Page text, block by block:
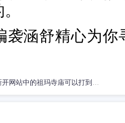
袭涵舒精心为